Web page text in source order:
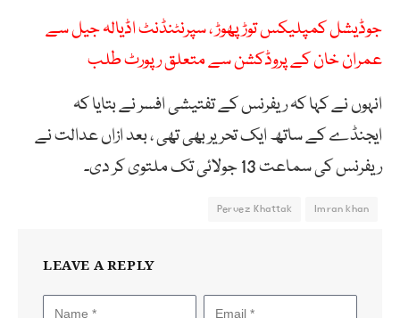
جوڈیشل کمپلیکس توڑ پھوڑ ، سپرنٹنڈنٹ اڈیالہ جیل سے
عمران خان کے پروڈکشن سے متعلق رپورٹ طلب
انہوں نے کہا کہ ریفرنس کے تفتیشی افسر نے بتایا کہ
ایجنڈے کے ساتھ ایک تحریر بھی تھی ، بعد ازاں عدالت نے
ریفرنس کی سماعت 13 جولائی تک ملتوی کر دی۔
Imran khan
Pervez Khattak
LEAVE A REPLY